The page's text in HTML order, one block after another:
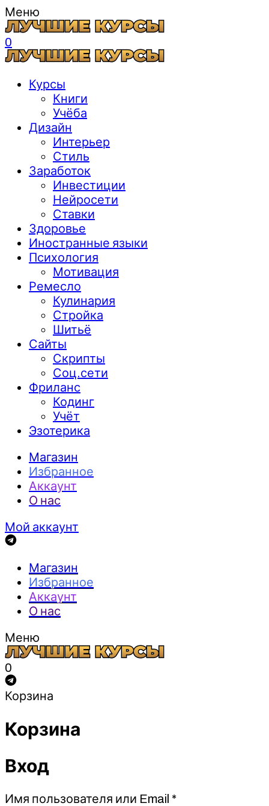
Меню
0
Курсы
Книги
Учёба
Дизайн
Интерьер
Стиль
Заработок
Инвестиции
Нейросети
Ставки
Здоровье
Иностранные языки
Психология
Мотивация
Ремесло
Кулинария
Стройка
Шитьё
Сайты
Скрипты
Соц.сети
Фриланс
Кодинг
Учёт
Эзотерика
Магазин
Избранное
Аккаунт
О нас
Мой аккаунт
Магазин
Избранное
Аккаунт
О нас
Меню
0
Корзина
Корзина
Вход
Имя пользователя или Email *Обязательно